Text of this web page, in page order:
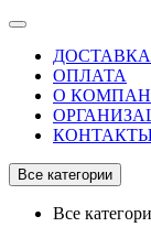
ДОСТАВКА
ОПЛАТА
О
Все категории
Все